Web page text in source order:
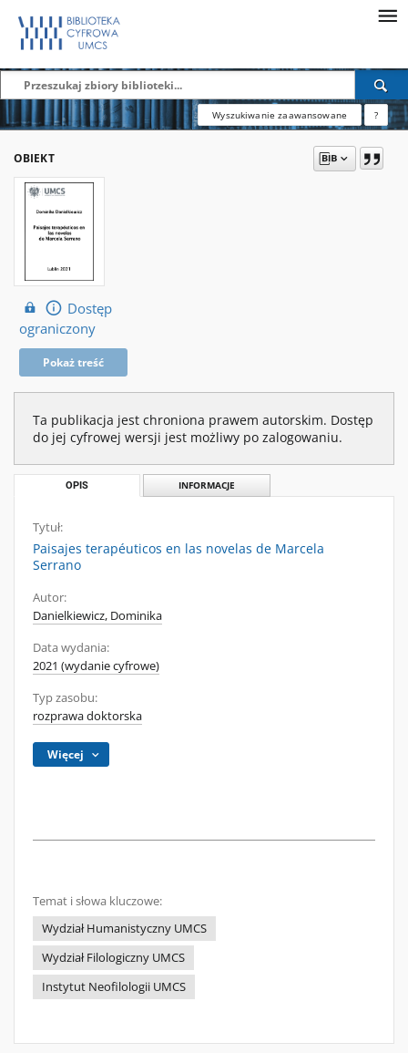
Wyszukiwanie zaawansowane ?
OBIEKT
Dostęp
ograniczony
Pokaż treść
Ta publikacja jest chroniona prawem autorskim. Dostęp
do jej cyfrowej wersji jest możliwy po zalogowaniu.
OPIS INFORMACJE
Tytuł:
Paisajes terapéuticos en las novelas de Marcela
Serrano
Autor:
Danielkiewicz, Dominika
Data wydania:
2021 (wydanie cyfrowe)
Typ zasobu:
rozprawa doktorska
Więcej
Temat i słowa kluczowe:
Wydział Humanistyczny UMCS
Wydział Filologiczny UMCS
Instytut Neofilologii UMCS